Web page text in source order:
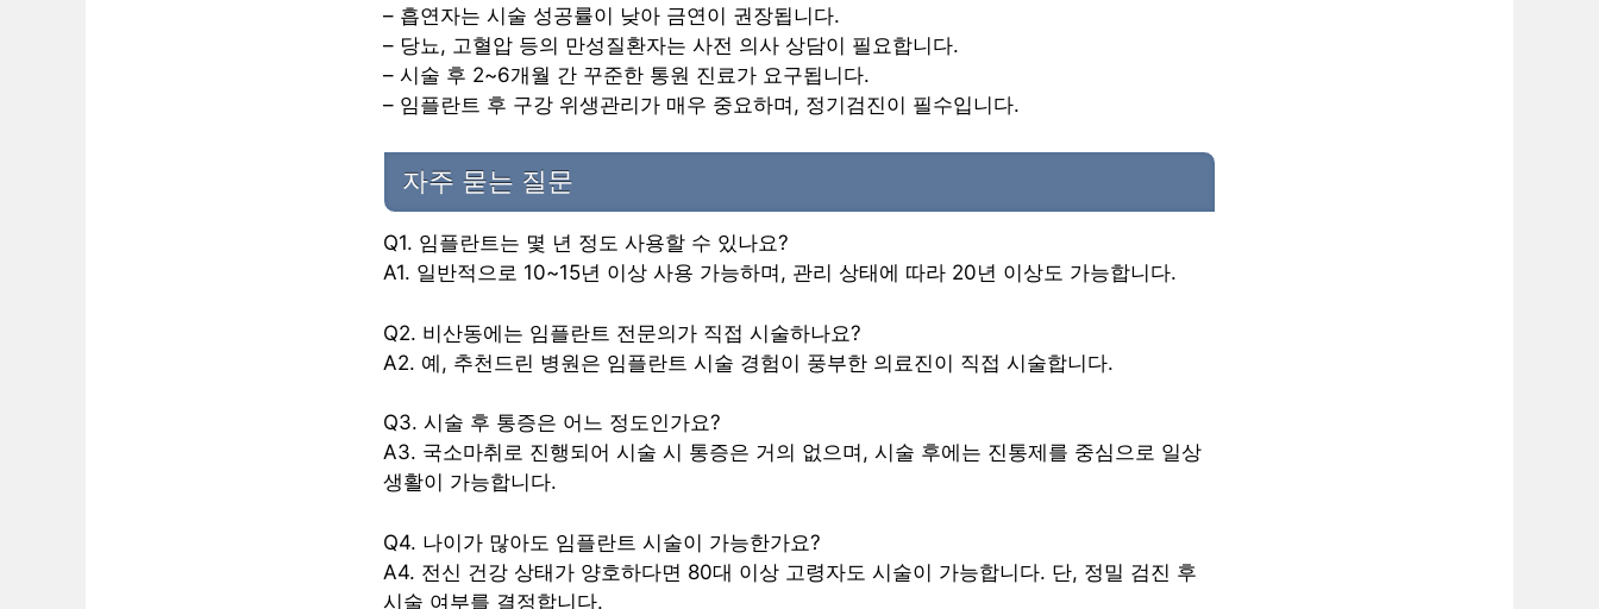
– 흡연자는 시술 성공률이 낮아 금연이 권장됩니다.
– 당뇨, 고혈압 등의 만성질환자는 사전 의사 상담이 필요합니다.
– 시술 후 2~6개월 간 꾸준한 통원 진료가 요구됩니다.
– 임플란트 후 구강 위생관리가 매우 중요하며, 정기검진이 필수입니다.
자주 묻는 질문
Q1. 임플란트는 몇 년 정도 사용할 수 있나요?
A1. 일반적으로 10~15년 이상 사용 가능하며, 관리 상태에 따라 20년 이상도 가능합니다.
Q2. 비산동에는 임플란트 전문의가 직접 시술하나요?
A2. 예, 추천드린 병원은 임플란트 시술 경험이 풍부한 의료진이 직접 시술합니다.
Q3. 시술 후 통증은 어느 정도인가요?
A3. 국소마취로 진행되어 시술 시 통증은 거의 없으며, 시술 후에는 진통제를 중심으로 일상
생활이 가능합니다.
Q4. 나이가 많아도 임플란트 시술이 가능한가요?
A4. 전신 건강 상태가 양호하다면 80대 이상 고령자도 시술이 가능합니다. 단, 정밀 검진 후
시술 여부를 결정합니다.